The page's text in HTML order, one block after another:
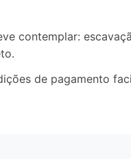
contemplar:
de pagamento